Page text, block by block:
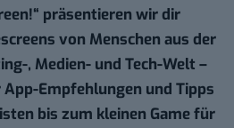
“ präsentieren wir dir
von Menschen aus der
, Medien- und Tech-Welt –
Empfehlungen und Tipps
bis zum kleinen Game für